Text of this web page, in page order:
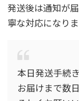
発送後は通知が
寧な対応になりま
本日発送手続
お届けまで数